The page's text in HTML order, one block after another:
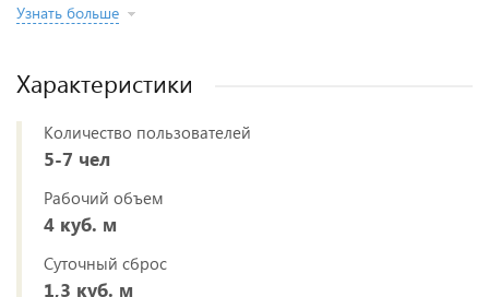
Узнать больше
Характеристики
Количество пользователей
5-7 чел
Рабочий объем
4 куб. м
Суточный сброс
1,3 куб. м